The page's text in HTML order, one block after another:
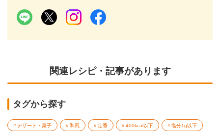
関連レシピ・記事があります
タグから探す
デザート・菓子 和風 定番 400kcal以下 塩分1g以下